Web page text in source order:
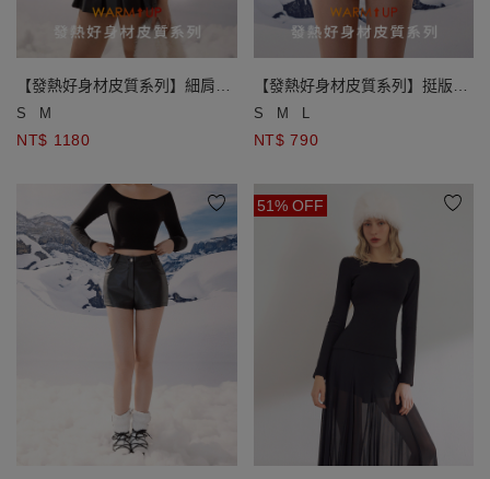
【發熱好身材皮質系列】細肩帶
百褶皮質短洋裝(附皮帶)
S M
NT$ 1180
【發熱好身材皮質系列】挺版皮
質短褲
S M L
NT$ 790
51% OFF